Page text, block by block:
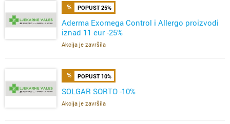
POPUST 25%
Aderma Exomega Control i Allergo proizvodi
iznad 11 eur -25%
Akcija je završila
POPUST 10%
SOLGAR SORTO -10%
Akcija je završila